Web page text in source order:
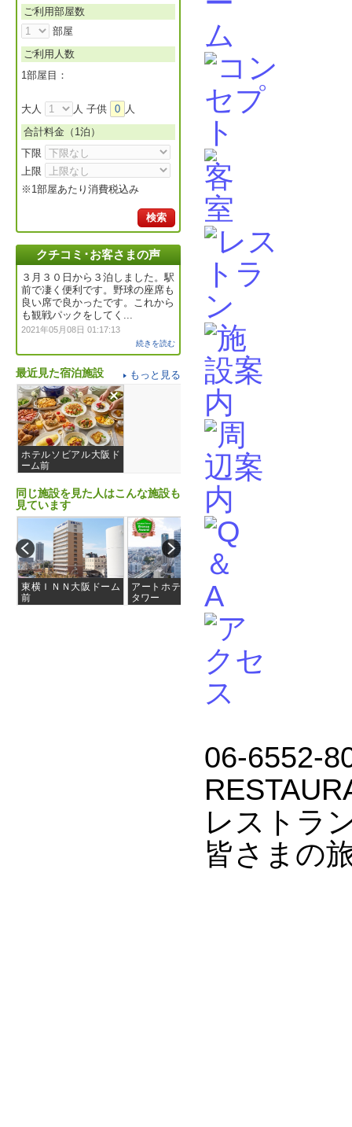
ご利用部屋数
部屋
ご利用人数
1部屋目：
大人 人 子供 0 人
合計料金（ 1泊）
下限
上限
※1部屋あたり消費税込み
検索
クチコミ･お客さまの声
３月３０日から３泊しました。駅
前で凄く便利です。野球の座席も
良い席で良かったです。これから
も観戦パックをしてく...
2021年05月08日 01:17:13
続きを読む
最近見た宿泊施設 もっと見る
ホテルソビアル大阪ド
ーム前
同じ施設を見た人はこんな施設も
見ています
東横ＩＮＮ大阪ドーム
前
アートホテル大阪ベイ
タワー
06-6552-
レストラ
皆さまの